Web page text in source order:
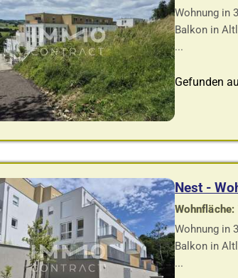
Wohnung in
Balkon in
...
Gefunden
Nest -
Wohnung in
Balkon in
...